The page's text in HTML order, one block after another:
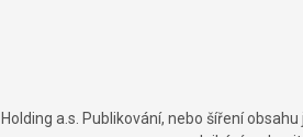
a.s. Publikování, nebo šíření